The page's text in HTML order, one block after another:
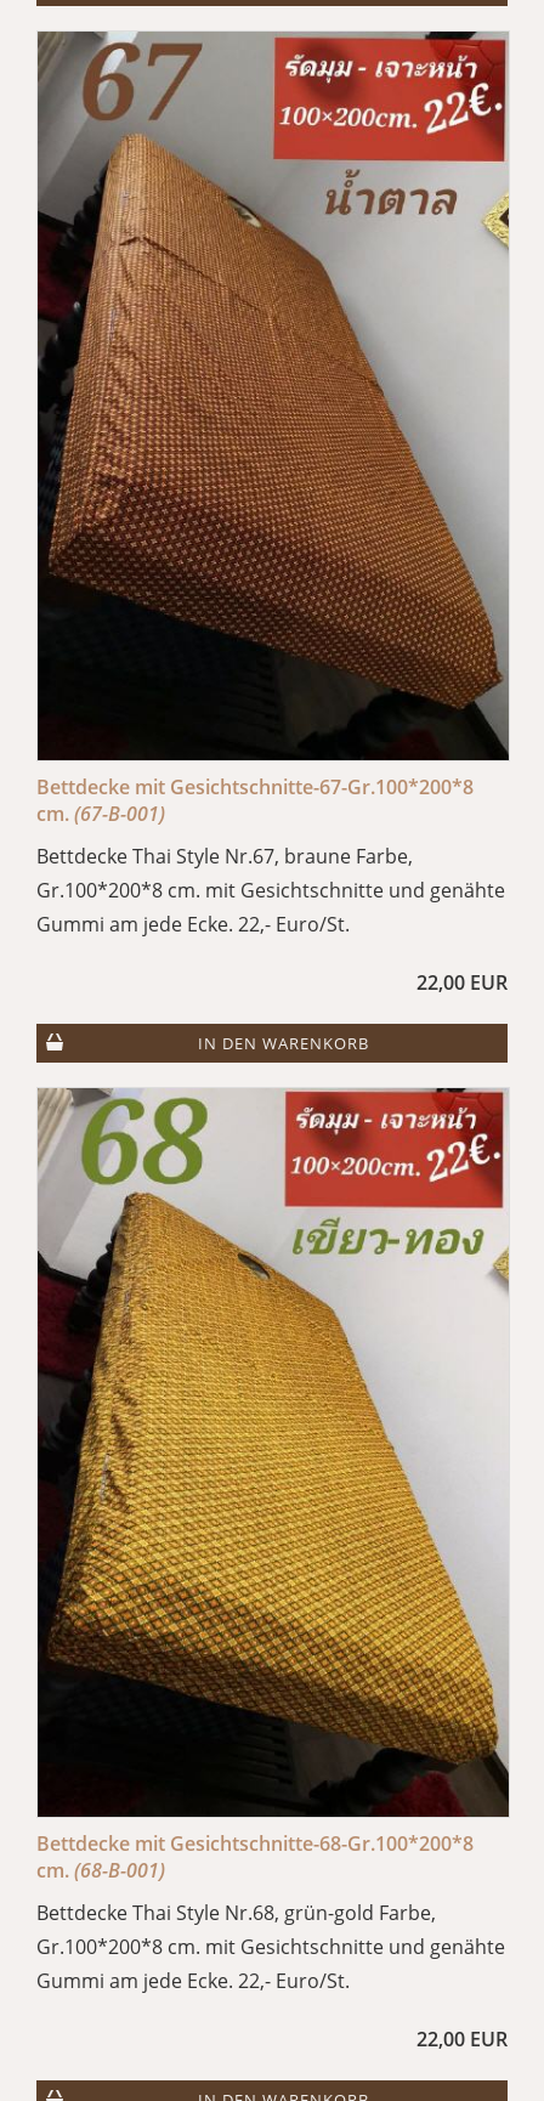
Bettdecke mit Gesichtschnitte-67-Gr.100*200*8
cm.(67-B-001)
Bettdecke Thai Style Nr.67, braune Farbe,
Gr.100*200*8 cm. mit Gesichtschnitte und genähte
Gummi am jede Ecke. 22,- Euro/St.
22,00 EUR
IN DEN WARENKORB
Bettdecke mit Gesichtschnitte-68-Gr.100*200*8
cm.(68-B-001)
Bettdecke Thai Style Nr.68, grün-gold Farbe,
Gr.100*200*8 cm. mit Gesichtschnitte und genähte
Gummi am jede Ecke. 22,- Euro/St.
22,00 EUR